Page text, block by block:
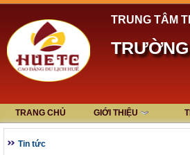
TRUNG TÂM
TRANG CHỦ GIỚI THIỆU
Tin tức